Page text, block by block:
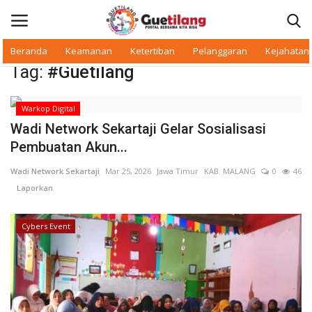
Beranda Keamanan Ketertiban Pelanggaran Kejahatan
Masuk
Beranda
Makan Bergizi
Warkop Digital
Pelanggaran
Ketertiban
Tag: #Guetilang
Warkop Digital
Wadi Network Sekartaji Gelar Sosialisasi
Pembuatan Akun...
Wadi Network Sekartaji Mar 25, 2026 Jawa Timur KAB. MALANG 0
46
Laporkan
Cybers Event